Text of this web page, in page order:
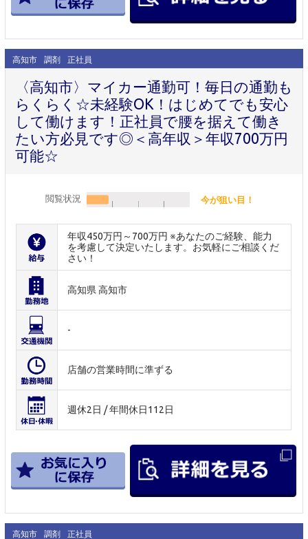
高知市 調剤 正社員
〈高知市〉マイカー通勤可！毎日の通勤も
らくらく☆未経験OK！はじめてでも安心
して働けます！正社員で腰を据えて働き
たい方必見です◎＜高年収＞年収700万円
可能☆
閲覧状況 今が狙い目！
年収450万円～700万円 ※あなたのご経験、能力
を考慮して決定いたします。お気軽にご相談くだ
さい！
高知県 高知市
-
店舗の営業時間に準ずる
週休2日 / 年間休日112日
高知市 調剤 正社員